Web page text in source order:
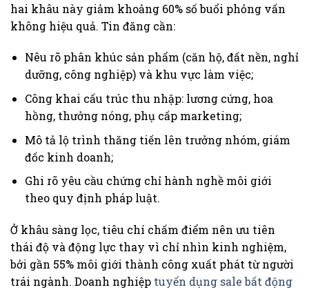
hai khâu này giảm khoảng 60% số buổi phỏng vấn
không hiệu quả. Tin đăng cần:
Nêu rõ phân khúc sản phẩm (căn hộ, đất nền, nghỉ
dưỡng, công nghiệp) và khu vực làm việc;
Công khai cấu trúc thu nhập: lương cứng, hoa
hồng, thưởng nóng, phụ cấp marketing;
Mô tả lộ trình thăng tiến lên trưởng nhóm, giám
đốc kinh doanh;
Ghi rõ yêu cầu chứng chỉ hành nghề môi giới
theo quy định pháp luật.
Ở khâu sàng lọc, tiêu chí chấm điểm nên ưu tiên
thái độ và động lực thay vì chỉ nhìn kinh nghiệm,
bởi gần 55% môi giới thành công xuất phát từ người
trái ngành. Doanh nghiệp tuyển dụng sale bất động